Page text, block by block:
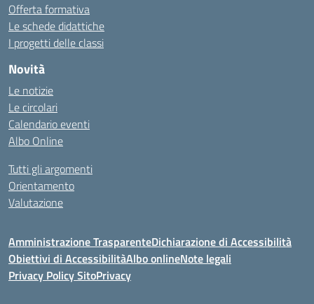
Offerta formativa
Le schede didattiche
I progetti delle classi
Novità
Le notizie
Le circolari
Calendario eventi
Albo Online
Tutti gli argomenti
Orientamento
Valutazione
Amministrazione TrasparenteDichiarazione di Accessibilità
Obiettivi di AccessibilitàAlbo onlineNote legali
Privacy Policy SitoPrivacy